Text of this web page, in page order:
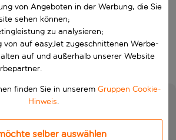
Suchen
von Angeboten in der Werbung, die Sie
sehen können;
zu analysieren;
von auf easyJet zugeschnittenen Werbe-
auf und außerhalb unserer Website
finden Sie in unserem Gruppen Cookie-
Hinweis.
selber auswählen